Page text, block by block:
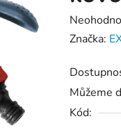
Průměrné
hodnocení
je
0,0
z
Značka:
Můžeme
Kód: